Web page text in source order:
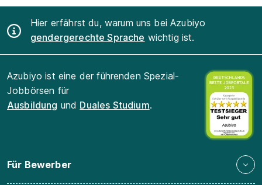
Hier erfährst du, warum uns bei Azubiyo
gendergerechte Sprache wichtig ist.
Azubiyo ist eine der führenden Spezial-
Jobbörsen für
Ausbildung und Duales Studium.
Für Bewerber